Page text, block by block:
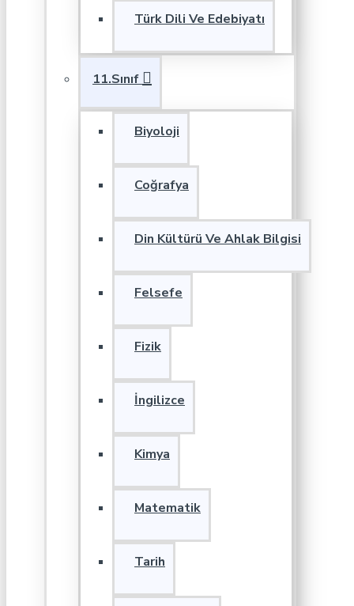
Türk Dili Ve Edebiyatı
11.Sınıf
Biyoloji
Coğrafya
Din Kültürü Ve Ahlak Bilgisi
Felsefe
Fizik
İngilizce
Kimya
Matematik
Tarih